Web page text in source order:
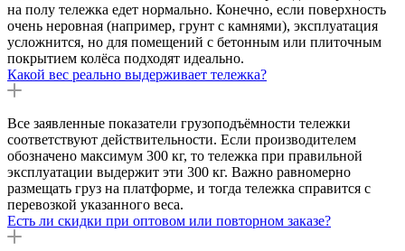
на полу тележка едет нормально. Конечно, если поверхность
очень неровная (например, грунт с камнями), эксплуатация
усложнится, но для помещений с бетонным или плиточным
покрытием колёса подходят идеально.
Какой вес реально выдерживает тележка?
Все заявленные показатели грузоподъёмности тележки
соответствуют действительности. Если производителем
обозначено максимум 300 кг, то тележка при правильной
эксплуатации выдержит эти 300 кг. Важно равномерно
размещать груз на платформе, и тогда тележка справится с
перевозкой указанного веса.
Есть ли скидки при оптовом или повторном заказе?